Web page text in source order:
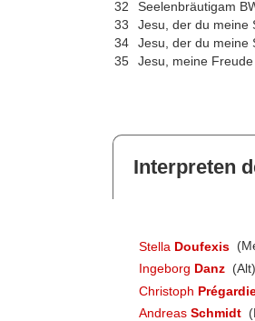
32
Seelenbräutigam
33
Jesu, der du meine
34
Jesu, der du meine
35
Jesu, meine
Interpreten
Stella Doufexis
Ingeborg Danz (Alt)
Christoph
Andreas Schmidt